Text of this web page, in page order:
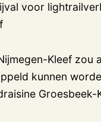
voor
Kleef zou
kunnen
Groesbeek-